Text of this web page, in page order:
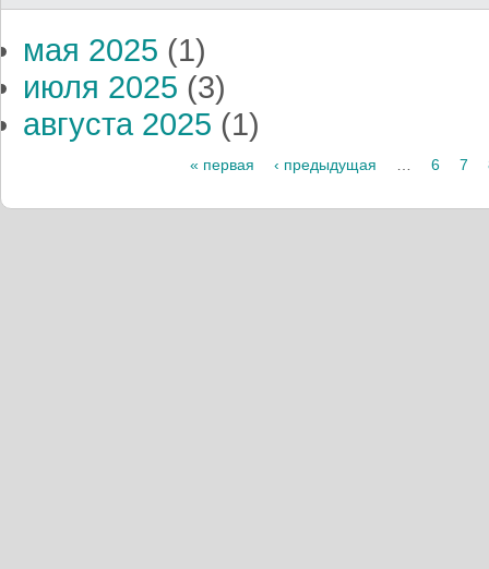
мая 2025 (1)
июля 2025 (3)
августа 2025 (1)
« первая ‹ предыдущая 6 7